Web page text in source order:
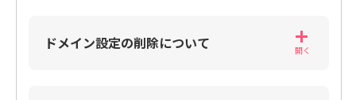
ドメイン設定の削除について